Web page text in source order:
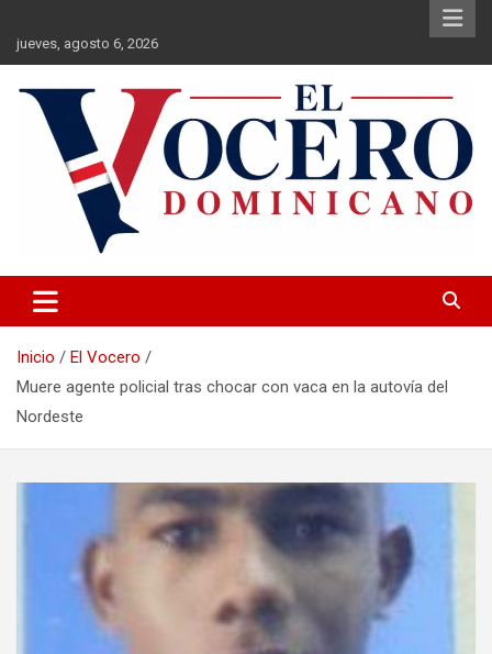
contenido
jueves, agosto 6, 2026
El Vocero Dominicano
Inicio
El Vocero
Muere agente policial tras chocar con vaca en la autovía del
Nordeste